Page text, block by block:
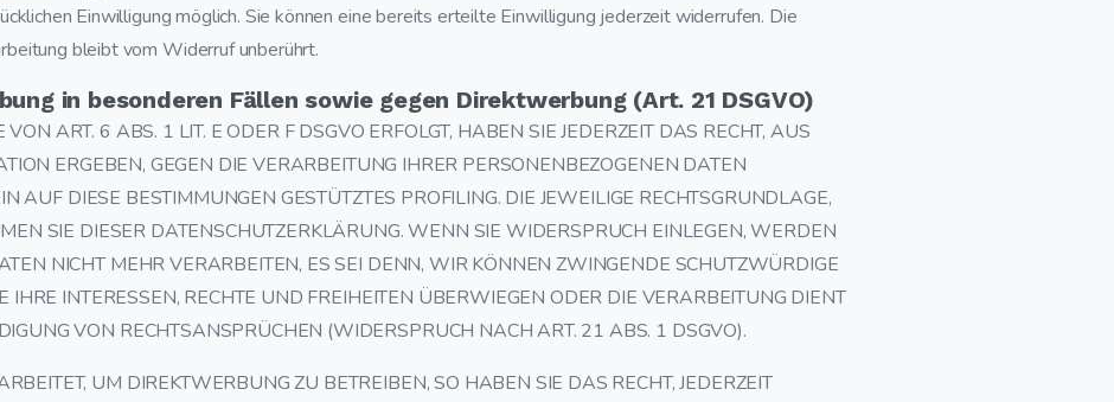
Einwilligung möglich. Sie können eine bereits erteilte Einwilligung jederzeit widerrufen. Die
bleibt vom Widerruf unberührt.
in besonderen Fällen sowie gegen Direktwerbung (Art. 21 DSGVO)
ART. 6 ABS. 1 LIT. E ODER F DSGVO ERFOLGT, HABEN SIE JEDERZEIT DAS RECHT, AUS
ERGEBEN, GEGEN DIE VERARBEITUNG IHRER PERSONENBEZOGENEN DATEN
AUF DIESE BESTIMMUNGEN GESTÜTZTES PROFILING. DIE JEWEILIGE RECHTSGRUNDLAGE,
SIE DIESER DATENSCHUTZERKLÄRUNG. WENN SIE WIDERSPRUCH EINLEGEN, WERDEN
NICHT MEHR VERARBEITEN, ES SEI DENN, WIR KÖNNEN ZWINGENDE SCHUTZWÜRDIGE
INTERESSEN, RECHTE UND FREIHEITEN ÜBERWIEGEN ODER DIE VERARBEITUNG DIENT
VON RECHTSANSPRÜCHEN (WIDERSPRUCH NACH ART. 21 ABS. 1 DSGVO).
UM DIREKTWERBUNG ZU BETREIBEN, SO HABEN SIE DAS RECHT, JEDERZEIT